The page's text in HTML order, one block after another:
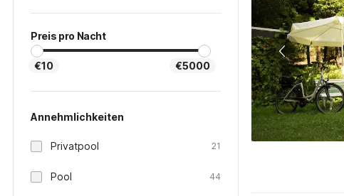
Preis pro Nacht
€10 €5000
Annehmlichkeiten
Privatpool 21
Pool 44